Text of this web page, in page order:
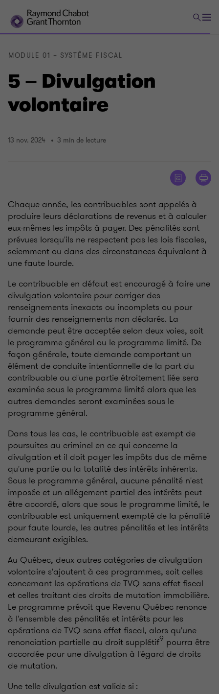
5 – Divulgation
volontaire
MODULE 01 – SYSTÈME FISCAL
13 nov. 2024 3 min de lecture
Chaque année, les contribuables sont appelés à
produire leurs déclarations de revenus et à calculer
eux-mêmes les impôts à payer. Des pénalités sont
prévues lorsqu'ils ne respectent pas les lois fiscales,
sciemment ou dans des circonstances équivalant à
une faute lourde.
Le contribuable en défaut est encouragé à faire une
divulgation volontaire pour corriger des
renseignements inexacts ou incomplets ou pour
fournir des renseignements non déclarés. La
demande peut être acceptée selon deux voies, soit
le programme général ou le programme limité. De
façon générale, toute demande comportant un
élément de conduite intentionnelle de la part du
contribuable ou d'une partie étroitement liée sera
examinée sous le programme limité alors que les
autres demandes seront examinées sous le
programme général.
Dans tous les cas, le contribuable est exempt de
poursuites au criminel en ce qui concerne la
divulgation et il doit payer les impôts dus de même
qu'une partie ou la totalité des intérêts inhérents.
Sous le programme général, aucune pénalité n'est
imposée et un allégement partiel des intérêts peut
être accordé, alors que sous le programme limité, le
contribuable est uniquement exempté de la pénalité
pour faute lourde, les autres pénalités et les intérêts
demeurant exigibles.
Au Québec, deux autres catégories de divulgation
volontaire s'ajoutent à ces programmes, soit celles
concernant les opérations de TVQ sans effet fiscal
et celles traitant des droits de mutation immobilière.
Le programme prévoit que Revenu Québec renonce
à l'ensemble des pénalités et intérêts pour les
opérations de TVQ sans effet fiscal, alors qu'une
renonciation partielle au droit supplétif9 pourra être
accordée pour une divulgation à l'égard de droits
de mutation.
Une telle divulgation est valide si :